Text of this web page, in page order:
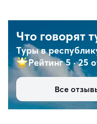
Что говорят
Туры в
Рейтинг 5 ·25
Все